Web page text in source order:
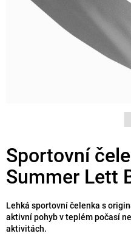
Sportovní
Summer Lett
Lehká sportovní čelenka s
aktivní pohyb v teplém počasí
aktivitách.